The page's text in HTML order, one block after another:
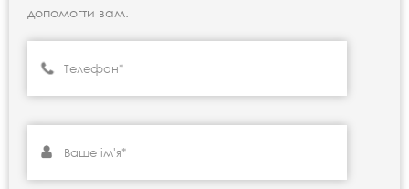
допомогти вам.